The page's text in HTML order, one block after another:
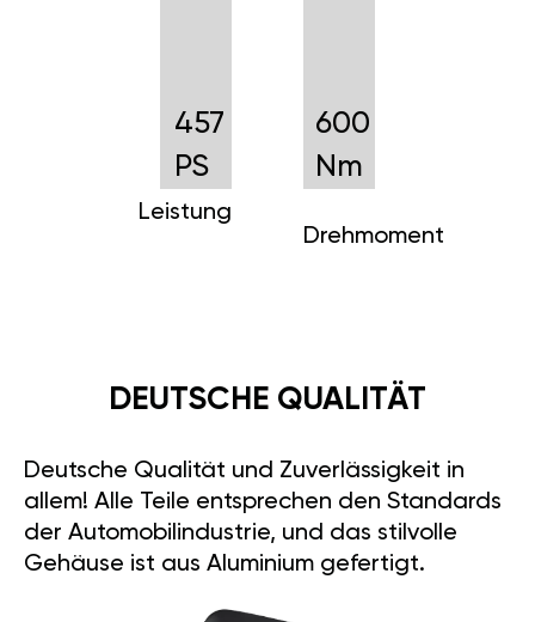
457
PS
Leistung
600
Nm
Drehmoment
DEUTSCHE QUALITÄT
Deutsche Qualität und Zuverlässigkeit in
allem! Alle Teile entsprechen den Standards
der Automobilindustrie, und das stilvolle
Gehäuse ist aus Aluminium gefertigt.